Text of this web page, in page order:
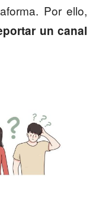
Por ello,
un canal